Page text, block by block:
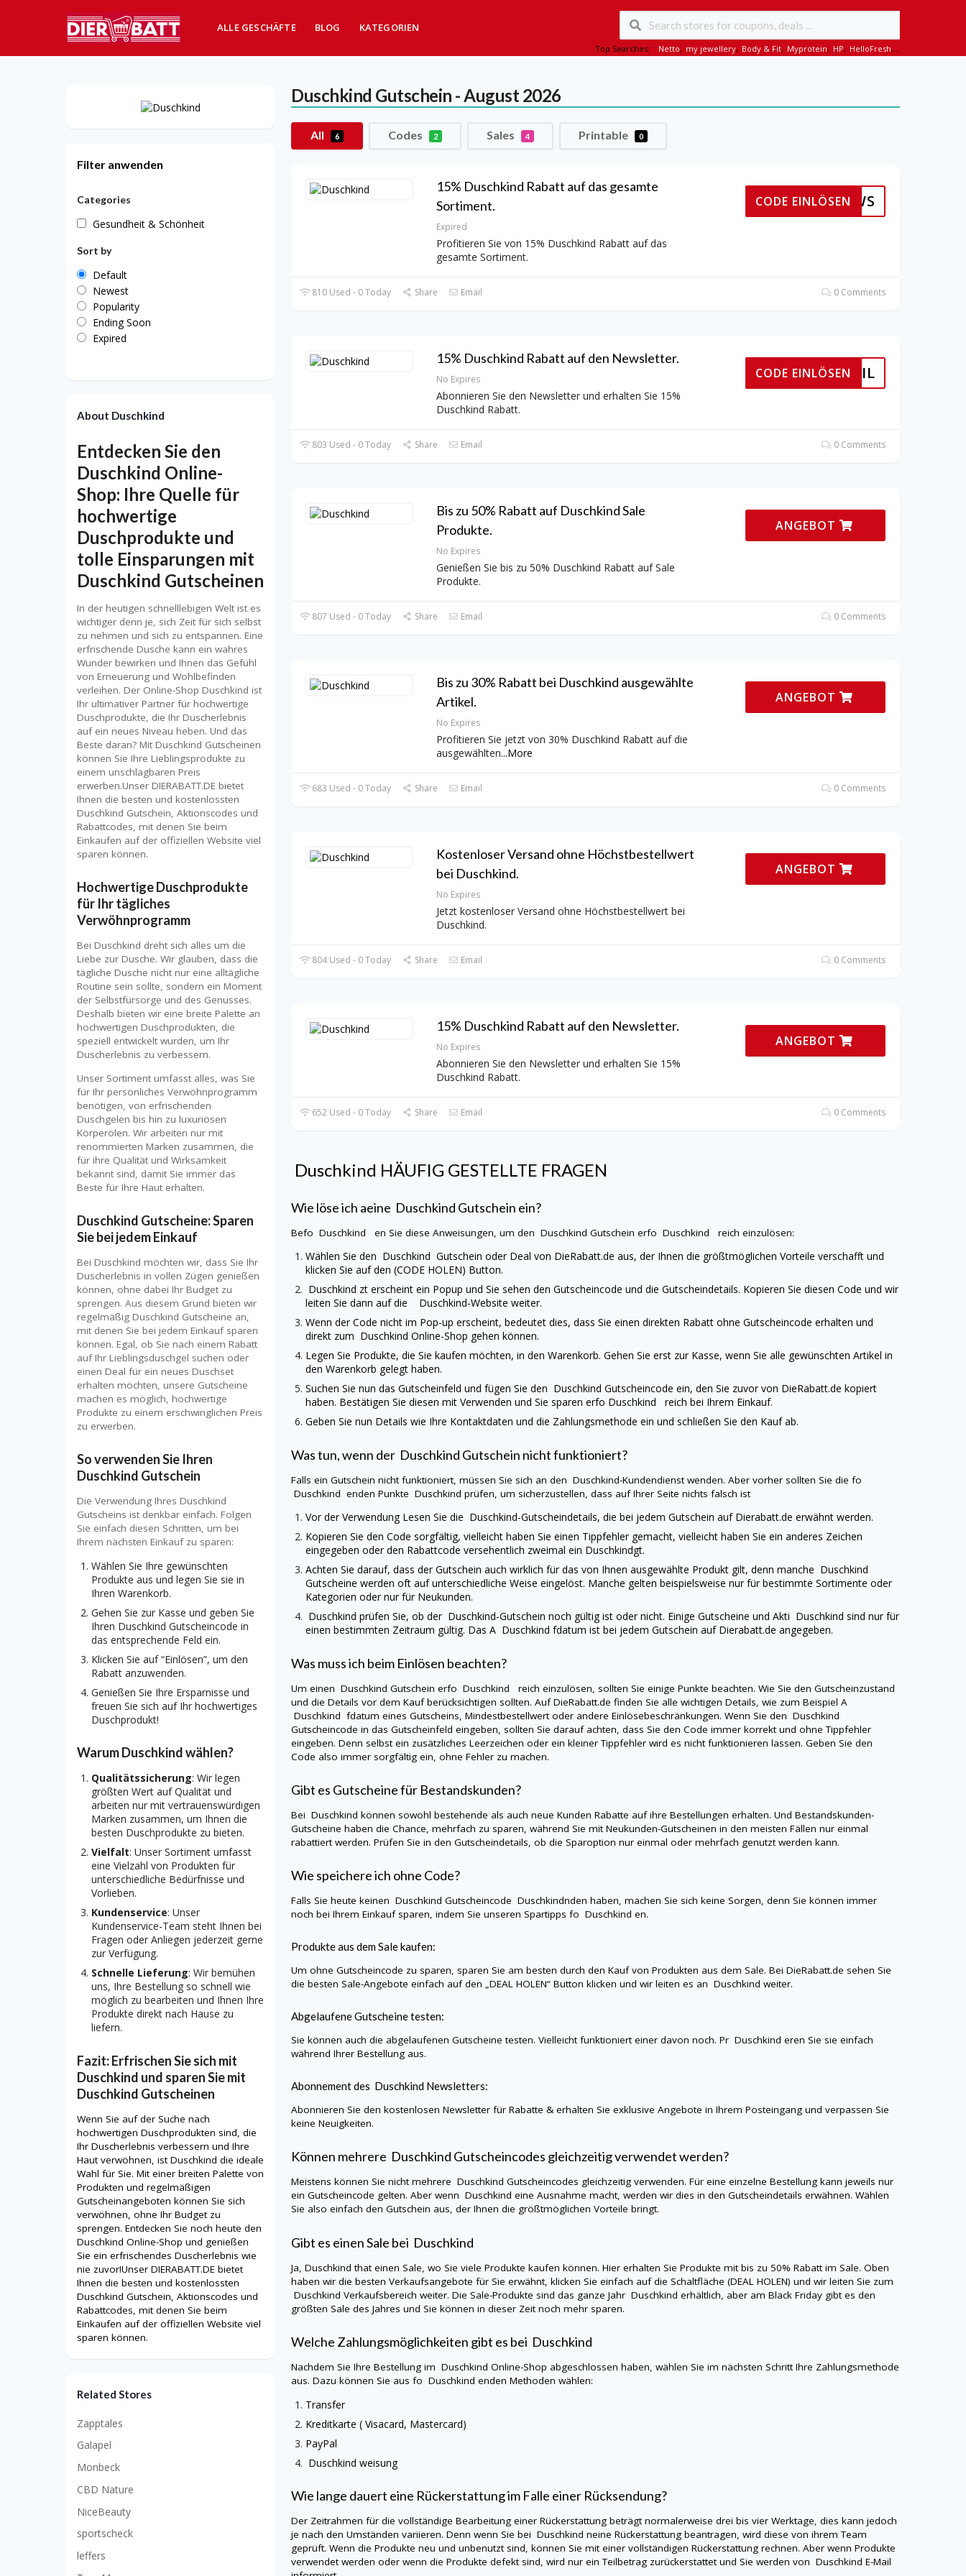
ALLE GESCHÄFTE BLOG KATEGORIEN
Top Searches: Netto, my jewellery, Body & Fit, Myprotein, HP, HelloFresh,...
Duschkind Gutschein - August 2026
All 6 Codes 2 Sales 4 Printable 0
15% Duschkind Rabatt auf das gesamte
Sortiment.
Expired
Profitieren Sie von 15% Duschkind Rabatt auf das
gesamte Sortiment.
NEWS
CODE EINLÖSEN
810 Used - 0 Today Share Email 0 Comments
15% Duschkind Rabatt auf den Newsletter.
No Expires
Abonnieren Sie den Newsletter und erhalten Sie 15%
Duschkind Rabatt.
ER EMAIL
CODE EINLÖSEN
803 Used - 0 Today Share Email 0 Comments
Bis zu 50% Rabatt auf Duschkind Sale
Produkte.
No Expires
Genießen Sie bis zu 50% Duschkind Rabatt auf Sale
Produkte.
ANGEBOT
807 Used - 0 Today Share Email 0 Comments
Bis zu 30% Rabatt bei Duschkind ausgewählte
Artikel.
No Expires
Profitieren Sie jetzt von 30% Duschkind Rabatt auf die
ausgewählten...More
ANGEBOT
683 Used - 0 Today Share Email 0 Comments
Kostenloser Versand ohne Höchstbestellwert
bei Duschkind.
No Expires
Jetzt kostenloser Versand ohne Höchstbestellwert bei
Duschkind.
ANGEBOT
804 Used - 0 Today Share Email 0 Comments
15% Duschkind Rabatt auf den Newsletter.
No Expires
Abonnieren Sie den Newsletter und erhalten Sie 15%
Duschkind Rabatt.
ANGEBOT
652 Used - 0 Today Share Email 0 Comments
Duschkind HÄUFIG GESTELLTE FRAGEN
Wie löse ich aeine Duschkind Gutschein ein?
Befo Duschkind en Sie diese Anweisungen, um den DuschkindGutschein erfo Duschkind reich einzulösen:
Wählen Sie den DuschkindGutschein oder Deal von DieRabatt.de aus, der Ihnen die größtmöglichen Vorteile verschafft und
klicken Sie auf den (CODE HOLEN) Button.
Duschkind zt erscheint ein Popup und Sie sehen den Gutscheincode und die Gutscheindetails. Kopieren Sie diesen Code und wir
leiten Sie dann auf die
Duschkind-Website weiter.
Wenn der Code nicht im Pop-up erscheint, bedeutet dies, dass Sie einen direkten Rabatt ohne Gutscheincode erhalten und
direkt zum DuschkindOnline-Shop gehen können.
Legen Sie Produkte, die Sie kaufen möchten, in den Warenkorb. Gehen Sie erst zur Kasse, wenn Sie alle gewünschten Artikel in
den Warenkorb gelegt haben.
Suchen Sie nun das Gutscheinfeld und fügen Sie den DuschkindGutscheincode ein, den Sie zuvor von DieRabatt.de kopiert
haben. Bestätigen Sie diesen mit Verwenden und Sie sparen erfo Duschkind reich bei Ihrem Einkauf.
Geben Sie nun Details wie Ihre Kontaktdaten und die Zahlungsmethode ein und schließen Sie den Kauf ab.
Was tun, wenn der Duschkind Gutschein nicht funktioniert?
Falls ein Gutschein nicht funktioniert, müssen Sie sich an den Duschkind-Kundendienst wenden. Aber vorher sollten Sie die fo
Duschkind enden Punkte Duschkindprüfen, um sicherzustellen, dass auf Ihrer Seite nichts falsch ist
Vor der Verwendung Lesen Sie die Duschkind-Gutscheindetails, die bei jedem Gutschein aufDierabatt.de erwähnt werden.
Kopieren Sie den Code sorgfältig, vielleicht haben Sie einen Tippfehler gemacht, vielleicht haben Sie ein anderes Zeichen
eingegeben oder den Rabattcode versehentlich zweimal ein Duschkindgt.
Achten Sie darauf, dass der Gutschein auch wirklich für das von Ihnen ausgewählte Produkt gilt, denn manche Duschkind
Gutscheine werden oft auf unterschiedliche Weise eingelöst. Manche gelten beispielsweise nur für bestimmte Sortimente oder
Kategorien oder nur für Neukunden.
Duschkindprüfen Sie, ob der Duschkind-Gutschein noch gültig ist oder nicht. Einige Gutscheine und Akti Duschkindsind nur für
einen bestimmten Zeitraum gültig. Das A Duschkindfdatum ist bei jedem Gutschein aufDierabatt.de angegeben.
Was muss ich beim Einlösen beachten?
Um einen DuschkindGutschein erfo Duschkind reich einzulösen, sollten Sie einige Punkte beachten. Wie Sie den Gutscheinzustand
und die Details vor dem Kauf berücksichtigen sollten. AufDieRabatt.de finden Sie alle wichtigen Details, wie zum Beispiel A
Duschkind fdatum eines Gutscheins, Mindestbestellwert oder andere Einlösebeschränkungen. Wenn Sie den Duschkind
Gutscheincode in das Gutscheinfeld eingeben, sollten Sie darauf achten, dass Sie den Code immer korrekt und ohne Tippfehler
eingeben. Denn selbst ein zusätzliches Leerzeichen oder ein kleiner Tippfehler wird es nicht funktionieren lassen. Geben Sie den
Code also immer sorgfältig ein, ohne Fehler zu machen.
Gibt es Gutscheine für Bestandskunden?
Bei Duschkindkönnen sowohl bestehende als auch neue Kunden Rabatte auf ihre Bestellungen erhalten. Und Bestandskunden-
Gutscheine haben die Chance, mehrfach zu sparen, während Sie mit Neukunden-Gutscheinen in den meisten Fällen nur einmal
rabattiert werden. Prüfen Sie in den Gutscheindetails, ob die Sparoption nur einmal oder mehrfach genutzt werden kann.
Wie speichere ich ohne Code?
Falls Sie heute keinen DuschkindGutscheincode Duschkindnden haben, machen Sie sich keine Sorgen, denn Sie können immer
noch bei Ihrem Einkauf sparen, indem Sie unseren Spartipps fo Duschkinden.
Produkte aus dem Sale kaufen:
Um ohne Gutscheincode zu sparen, sparen Sie am besten durch den Kauf von Produkten aus dem Sale. Bei DieRabatt.de sehen Sie
die besten Sale-Angebote einfach auf den „DEAL HOLEN“ Button klicken und wir leiten es an Duschkindweiter.
Abgelaufene Gutscheine testen:
Sie können auch die abgelaufenen Gutscheine testen. Vielleicht funktioniert einer davon noch. Pr Duschkind eren Sie sie einfach
während Ihrer Bestellung aus.
Abonnement des Duschkind Newsletters:
Abonnieren Sie den kostenlosen Newsletter für Rabatte & erhalten Sie exklusive Angebote in Ihrem Posteingang und verpassen Sie
keine Neuigkeiten.
Können mehrere Duschkind Gutscheincodes gleichzeitig verwendet werden?
Meistens können Sie nicht mehrere DuschkindGutscheincodes gleichzeitig verwenden. Für eine einzelne Bestellung kann jeweils nur
ein Gutscheincode gelten. Aber wenn Duschkindeine Ausnahme macht, werden wir dies in den Gutscheindetails erwähnen. Wählen
Sie also einfach den Gutschein aus, der Ihnen die größtmöglichen Vorteile bringt.
Gibt es einen Sale bei Duschkind
Ja, Duschkindthat einen Sale, wo Sie viele Produkte kaufen können. Hier erhalten Sie Produkte mit bis zu 50% Rabatt im Sale. Oben
haben wir die besten Verkaufsangebote für Sie erwähnt, klicken Sie einfach auf die Schaltfläche (DEAL HOLEN) und wir leiten Sie zum
DuschkindVerkaufsbereich weiter. Die Sale-Produkte sind das ganze Jahr Duschkinderhältlich, aber am Black Friday gibt es den
größten Sale des Jahres und Sie können in dieser Zeit noch mehr sparen.
Welche Zahlungsmöglichkeiten gibt es bei Duschkind
Nachdem Sie Ihre Bestellung im DuschkindOnline-Shop abgeschlossen haben, wählen Sie im nächsten Schritt Ihre Zahlungsmethode
aus. Dazu können Sie aus fo Duschkind enden Methoden wählen:
Transfer
Kreditkarte (Visacard, Mastercard)
PayPal
Duschkindweisung
Wie lange dauert eine Rückerstattung im Falle einer Rücksendung?
Der Zeitrahmen für die vollständige Bearbeitung einer Rückerstattung beträgt normalerweise drei bis vier Werktage, dies kann jedoch
je nach den Umständen variieren. Denn wenn Sie bei DuschkindneineRückerstattung beantragen, wird diese von ihrem Team
geprüft. Wenn die Produkte neu und unbenutzt sind, können Sie mit einer vollständigen Rückerstattung rechnen. Aber wenn Produkte
verwendet werden oder wenn die Produkte defekt sind, wird nur ein Teilbetrag zurückerstattet und Sie werden von DuschkindE-Mail
Filter anwenden
Categories
Gesundheit & Schönheit
Sort by
Default
Newest
Popularity
Ending Soon
Expired
About Duschkind
Entdecken Sie den
Duschkind Online-
Shop: Ihre Quelle für
hochwertige
Duschprodukte und
tolle Einsparungen mit
Duschkind Gutscheinen
In der heutigen schnelllebigen Welt ist es
wichtiger denn je, sich Zeit für sich selbst
zu nehmen und sich zu entspannen. Eine
erfrischende Dusche kann ein wahres
Wunder bewirken und Ihnen das Gefühl
von Erneuerung und Wohlbefinden
verleihen. Der Online-Shop Duschkind ist
Ihr ultimativer Partner für hochwertige
Duschprodukte, die Ihr Duscherlebnis
auf ein neues Niveau heben. Und das
Beste daran? Mit Duschkind Gutscheinen
können Sie Ihre Lieblingsprodukte zu
einem unschlagbaren Preis
erwerben.Unser DIERABATT.DE bietet
Ihnen die besten und kostenlossten
Duschkind Gutschein, Aktionscodes und
Rabattcodes, mit denen Sie beim
Einkaufen auf der offiziellen Website viel
sparen können.
Hochwertige Duschprodukte
für Ihr tägliches
Verwöhnprogramm
Bei Duschkind dreht sich alles um die
Liebe zur Dusche. Wir glauben, dass die
tägliche Dusche nicht nur eine alltägliche
Routine sein sollte, sondern ein Moment
der Selbstfürsorge und des Genusses.
Deshalb bieten wir eine breite Palette an
hochwertigen Duschprodukten, die
speziell entwickelt wurden, um Ihr
Duscherlebnis zu verbessern.
Unser Sortiment umfasst alles, was Sie
für Ihr persönliches Verwöhnprogramm
benötigen, von erfrischenden
Duschgelen bis hin zu luxuriösen
Körperölen. Wir arbeiten nur mit
renommierten Marken zusammen, die
für ihre Qualität und Wirksamkeit
bekannt sind, damit Sie immer das
Beste für Ihre Haut erhalten.
Duschkind Gutscheine: Sparen
Sie bei jedem Einkauf
Bei Duschkind möchten wir, dass Sie Ihr
Duscherlebnis in vollen Zügen genießen
können, ohne dabei Ihr Budget zu
sprengen. Aus diesem Grund bieten wir
regelmäßig Duschkind Gutscheine an,
mit denen Sie bei jedem Einkauf sparen
können. Egal, ob Sie nach einem Rabatt
auf Ihr Lieblingsduschgel suchen oder
einen Deal für ein neues Duschset
erhalten möchten, unsere Gutscheine
machen es möglich, hochwertige
Produkte zu einem erschwinglichen Preis
zu erwerben.
So verwenden Sie Ihren
Duschkind Gutschein
Die Verwendung Ihres Duschkind
Gutscheins ist denkbar einfach. Folgen
Sie einfach diesen Schritten, um bei
Ihrem nächsten Einkauf zu sparen:
Wählen Sie Ihre gewünschten
Produkte aus und legen Sie sie in
Ihren Warenkorb.
Gehen Sie zur Kasse und geben Sie
Ihren Duschkind Gutscheincode in
das entsprechende Feld ein.
Klicken Sie auf “Einlösen”, um den
Rabatt anzuwenden.
Genießen Sie Ihre Ersparnisse und
freuen Sie sich auf Ihr hochwertiges
Duschprodukt!
Warum Duschkind wählen?
Qualitätssicherung: Wir legen
größten Wert auf Qualität und
arbeiten nur mit vertrauenswürdigen
Marken zusammen, um Ihnen die
besten Duschprodukte zu bieten.
Vielfalt: Unser Sortiment umfasst
eine Vielzahl von Produkten für
unterschiedliche Bedürfnisse und
Vorlieben.
Kundenservice: Unser
Kundenservice-Team steht Ihnen bei
Fragen oder Anliegen jederzeit gerne
zur Verfügung.
Schnelle Lieferung: Wir bemühen
uns, Ihre Bestellung so schnell wie
möglich zu bearbeiten und Ihnen Ihre
Produkte direkt nach Hause zu
liefern.
Fazit: Erfrischen Sie sich mit
Duschkind und sparen Sie mit
Duschkind Gutscheinen
Wenn Sie auf der Suche nach
hochwertigen Duschprodukten sind, die
Ihr Duscherlebnis verbessern und Ihre
Haut verwöhnen, ist Duschkind die ideale
Wahl für Sie. Mit einer breiten Palette von
Produkten und regelmäßigen
Gutscheinangeboten können Sie sich
verwöhnen, ohne Ihr Budget zu
sprengen. Entdecken Sie noch heute den
Duschkind Online-Shop und genießen
Sie ein erfrischendes Duscherlebnis wie
nie zuvor!Unser DIERABATT.DE bietet
Ihnen die besten und kostenlossten
Duschkind Gutschein, Aktionscodes und
Rabattcodes, mit denen Sie beim
Einkaufen auf der offiziellen Website viel
sparen können.
Related Stores
Zapptales
Galapel
Monbeck
CBD Nature
NiceBeauty
sportscheck
leffers